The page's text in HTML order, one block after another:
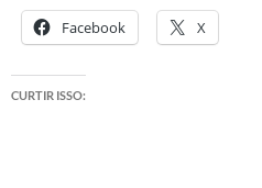
Facebook X
CURTIR ISSO: